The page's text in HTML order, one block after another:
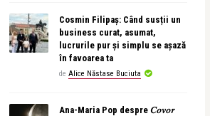
Cosmin Filipaș: Când susții un
business curat, asumat,
lucrurile pur și simplu se așază
în favoarea ta
de Alice Năstase Buciuta
Ana-Maria Pop despre 𝐶𝑜𝑣𝑜𝑟